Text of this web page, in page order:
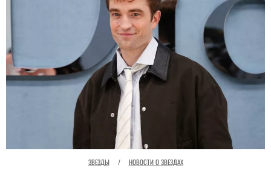
ЗВЕЗДЫ / НОВОСТИ О ЗВЕЗДАХ